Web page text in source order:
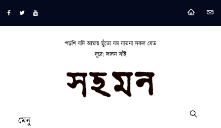
পড়শি যদি আমায় ছুঁতো যম যাতনা সকল যেত
দূরে: লালন সাঁই
মেনু